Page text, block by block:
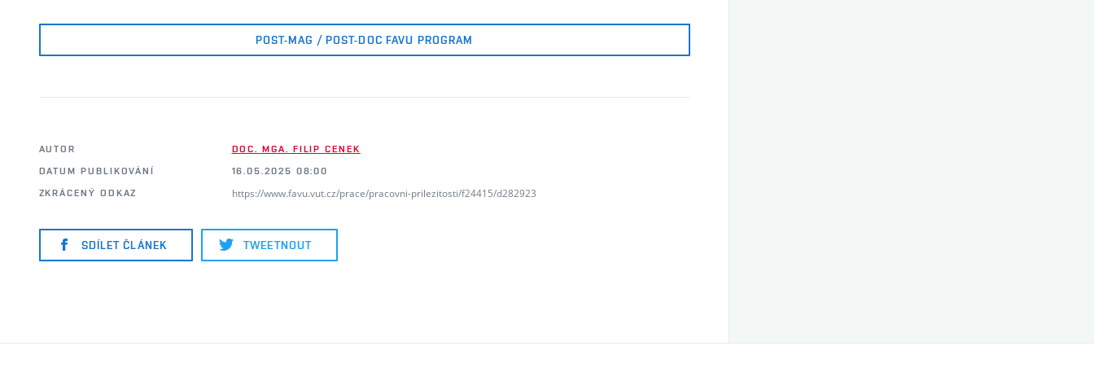
POST-MAG / POST-DOC FAVU PROGRAM
AUTOR
DOC. MGA. FILIP CENEK
DATUM PUBLIKOVÁNÍ
16.05.2025 08:00
ZKRÁCENÝ ODKAZ
https://www.favu.vut.cz/prace/pracovni-prilezitosti/f24415/d282923
SDÍLET ČLÁNEK TWEETNOUT